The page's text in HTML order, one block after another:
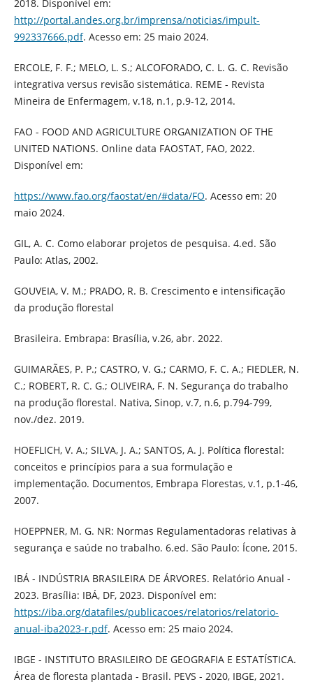
2018. Disponível em:
http://portal.andes.org.br/imprensa/noticias/impult-
992337666.pdf. Acesso em: 25 maio 2024.
ERCOLE, F. F.; MELO, L. S.; ALCOFORADO, C. L. G. C. Revisão
integrativa versus revisão sistemática. REME - Revista
Mineira de Enfermagem, v.18, n.1, p.9-12, 2014.
FAO - FOOD AND AGRICULTURE ORGANIZATION OF THE
UNITED NATIONS. Online data FAOSTAT, FAO, 2022.
Disponível em:
https://www.fao.org/faostat/en/#data/FO. Acesso em: 20
maio 2024.
GIL, A. C. Como elaborar projetos de pesquisa. 4.ed. São
Paulo: Atlas, 2002.
GOUVEIA, V. M.; PRADO, R. B. Crescimento e intensificação
da produção florestal
Brasileira. Embrapa: Brasília, v.26, abr. 2022.
GUIMARÃES, P. P.; CASTRO, V. G.; CARMO, F. C. A.; FIEDLER, N.
C.; ROBERT, R. C. G.; OLIVEIRA, F. N. Segurança do trabalho
na produção florestal. Nativa, Sinop, v.7, n.6, p.794-799,
nov./dez. 2019.
HOEFLICH, V. A.; SILVA, J. A.; SANTOS, A. J. Política florestal:
conceitos e princípios para a sua formulação e
implementação. Documentos, Embrapa Florestas, v.1, p.1-46,
2007.
HOEPPNER, M. G. NR: Normas Regulamentadoras relativas à
segurança e saúde no trabalho. 6.ed. São Paulo: Ícone, 2015.
IBÁ - INDÚSTRIA BRASILEIRA DE ÁRVORES. Relatório Anual -
2023. Brasília: IBÁ, DF, 2023. Disponível em:
https://iba.org/datafiles/publicacoes/relatorios/relatorio-
anual-iba2023-r.pdf. Acesso em: 25 maio 2024.
IBGE - INSTITUTO BRASILEIRO DE GEOGRAFIA E ESTATÍSTICA.
Área de floresta plantada - Brasil. PEVS - 2020, IBGE, 2021.